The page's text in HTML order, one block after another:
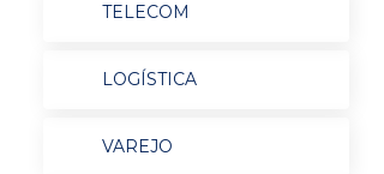
TELECOM
LOGÍSTICA
VAREJO